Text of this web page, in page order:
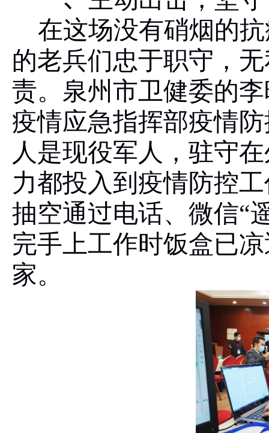
在这场没有硝烟的
的老兵们忠于职守，
责。泉州市卫健委的
疫情应急指挥部疫情
人是现役军人，驻守
力都投入到疫情防控
抽空通过电话、微信“
完手上工作时饭盒已
家。